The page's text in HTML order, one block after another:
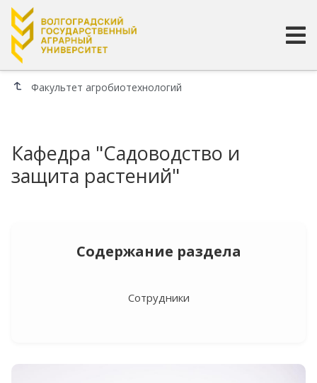
Факультет агробиотехнологий
Кафедра "Садоводство и
защита растений"
Содержание раздела
Сотрудники